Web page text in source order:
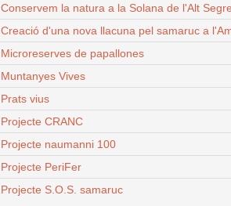
Conservem la natura a la Solana de l'Alt
Creació d'una nova llacuna pel samaruc a
Microreserves de papallones
Muntanyes Vives
Prats vius
Projecte CRANC
Projecte naumanni 100
Projecte PeriFer
Projecte S.O.S. samaruc